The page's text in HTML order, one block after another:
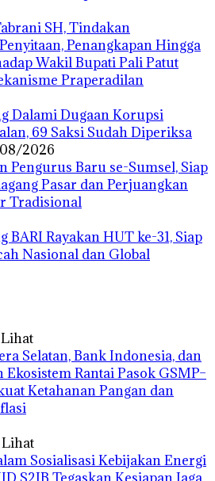
SH, Tindakan
Penangkapan Hingga
Wakil Bupati Pali Patut
Praperadilan
Dalami Dugaan Korupsi
69 Saksi Sudah Diperiksa
2026
Pengurus Baru se-Sumsel, Siap
Pasar dan Perjuangkan
Tradisional
BARI Rayakan HUT ke-31, Siap
Nasional dan Global
Lihat
Selatan, Bank Indonesia, dan
Rantai Pasok GSMP–
Ketahanan Pangan dan
Lihat
Sosialisasi Kebijakan Energi